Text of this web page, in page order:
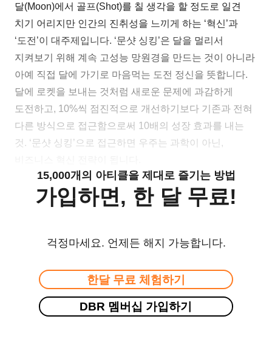
달(Moon)에서 골프(Shot)를 칠 생각을 할 정도로 일견
치기 어리지만 인간의 진취성을 느끼게 하는 ‘혁신’과
‘도전’이 대주제입니다. ‘문샷 싱킹’은 달을 멀리서
지켜보기 위해 계속 고성능 망원경을 만드는 것이 아니라
아예 직접 달에 가기로 마음먹는 도전 정신을 뜻합니다.
달에 로켓을 보내는 것처럼 새로운 문제에 과감하게
도전하고, 10%씩 점진적으로 개선하기보다 기존과 전혀
다른 방식으로 접근함으로써 10배의 성장 효과를 내는
것. ‘문샷 싱킹’으로 접근하면 우주는 과학이 아닌,
15,000개의 아티클을 제대로 즐기는 방법
가입하면, 한 달 무료!
걱정마세요. 언제든 해지 가능합니다.
한달 무료 체험하기
DBR 멤버십 가입하기